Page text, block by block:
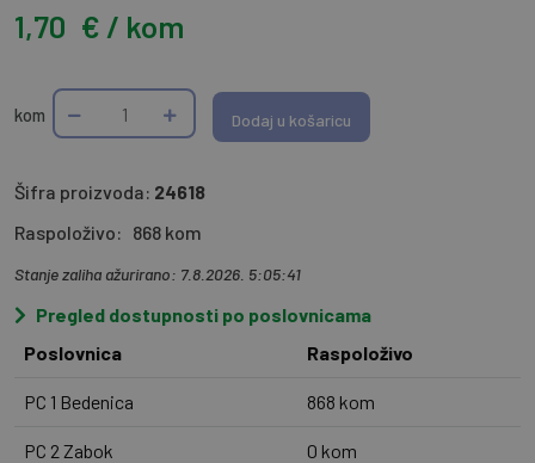
1,70 € / kom
kom Dodaj u košaricu
Šifra proizvoda: 24618
Raspoloživo: 868 kom
Stanje zaliha ažurirano: 7.8.2026. 5:05:41
Pregled dostupnosti po poslovnicama
Poslovnica
Raspoloživo
PC 1 Bedenica 868 kom
PC 2 Zabok 0 kom